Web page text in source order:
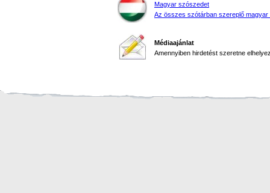
Magyar szószedet
Az összes szótárban szereplő magyar
Médiaajánlat
Amennyiben hirdetést szeretne